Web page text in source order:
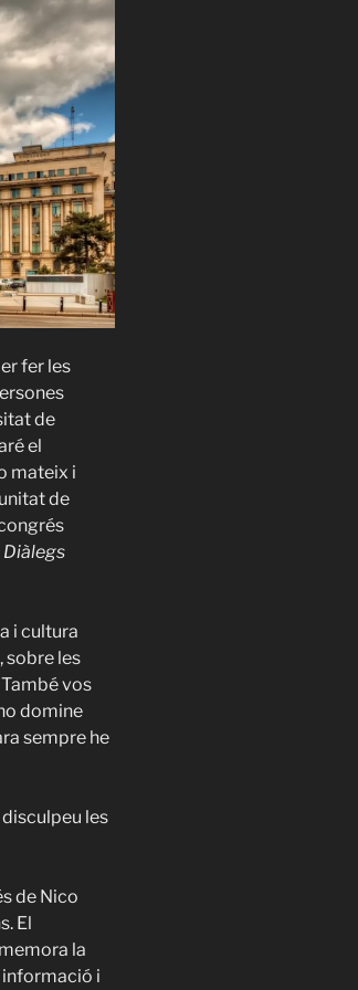
fer les
de
el
mateix i
de
Diàlegs
i cultura
sobre les
vos
domine
sempre he
disculpeu les
de Nico
El
la
informació i